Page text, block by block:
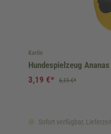
Karlie
Hundespielzeug Ananas
Sofort verfügbar,
3,19 €* 6,19 €*